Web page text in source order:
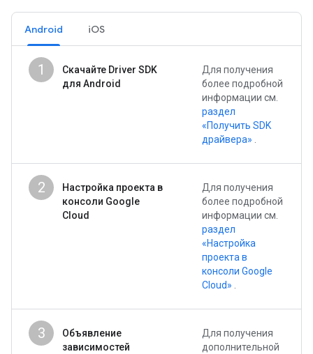
Android iOS
1
Скачайте Driver SDK
для Android
Для получения
более подробной
информации см.
раздел
«Получить SDK
драйвера» .
2
Настройка проекта в
консоли Google
Cloud
Для получения
более подробной
информации см.
раздел
«Настройка
проекта в
консоли Google
Cloud» .
3
Объявление
зависимостей
Для получения
дополнительной